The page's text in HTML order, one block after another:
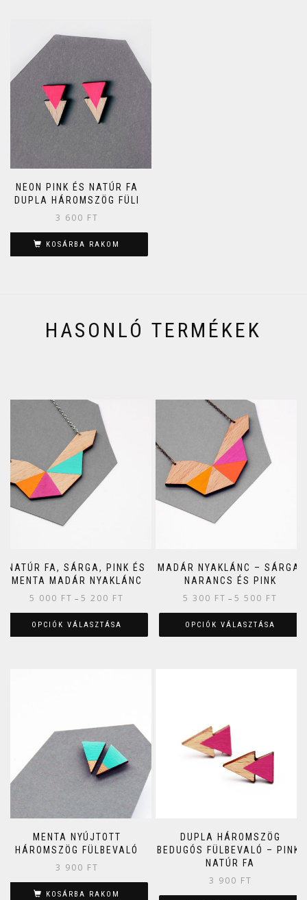
NEON PINK ÉS NATÚR FA
DUPLA HÁROMSZÖG FÜLI
3 600 FT
KOSÁRBA RAKOM
HASONLÓ TERMÉKEK
NATÚR FA, SÁRGA, PINK ÉS
MENTA MADÁR NYAKLÁNC
5 000 FT – 5 200 FT
OPCIÓK VÁLASZTÁSA
MADÁR NYAKLÁNC – SÁRGA,
NARANCS ÉS PINK
5 300 FT – 5 500 FT
OPCIÓK VÁLASZTÁSA
MENTA NYÚJTOTT
HÁROMSZÖG FÜLBEVALÓ
3 900 FT
KOSÁRBA RAKOM
DUPLA HÁROMSZÖG
BEDUGÓS FÜLBEVALÓ – PINK,
NATÚR FA
3 900 FT